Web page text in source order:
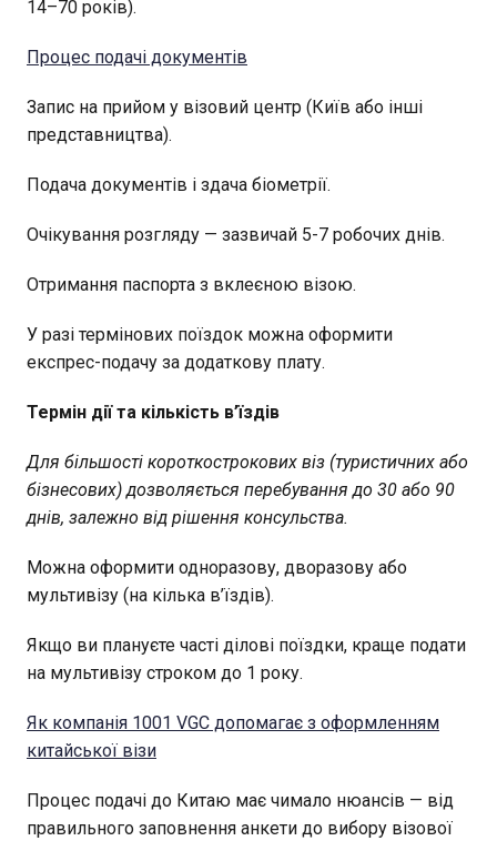
14–70 років).
Процес подачі документів
Запис на прийом у візовий центр (Київ або інші
представництва).
Подача документів і здача біометрії.
Очікування розгляду — зазвичай 5-7 робочих днів.
Отримання паспорта з вклеєною візою.
У разі термінових поїздок можна оформити
експрес-подачу за додаткову плату.
Термін дії та кількість в’їздів
Для більшості короткострокових віз (туристичних або
бізнесових) дозволяється перебування до 30 або 90
днів, залежно від рішення консульства.
Можна оформити одноразову, дворазову або
мультивізу (на кілька в’їздів).
Якщо ви плануєте часті ділові поїздки, краще подати
на мультивізу строком до 1 року.
Як компанія 1001 VGC допомагає з оформленням
китайської візи
Процес подачі до Китаю має чимало нюансів — від
правильного заповнення анкети до вибору візової